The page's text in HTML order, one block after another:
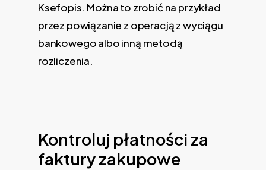
Ksefopis. Można to zrobić na przykład
przez powiązanie z operacją z wyciągu
bankowego albo inną metodą
rozliczenia.
Kontroluj płatności za
faktury zakupowe